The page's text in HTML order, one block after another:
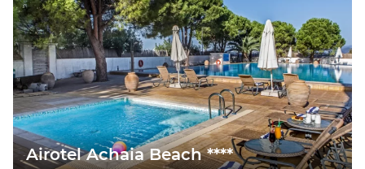
Airotel Achaia Beach ****